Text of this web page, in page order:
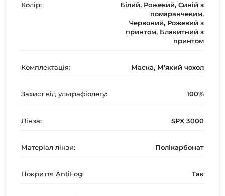
Колір:
Білий, Рожевий, Синій з
помаранчевим,
Червоний, Рожевий з
принтом, Блакитний з
принтом
Комплектація: Маска, М'який чохол
Захист від ультрафіолету: 100%
Лінза: SPX 3000
Матеріал лінзи: Полікарбонат
Покриття AntiFog: Так